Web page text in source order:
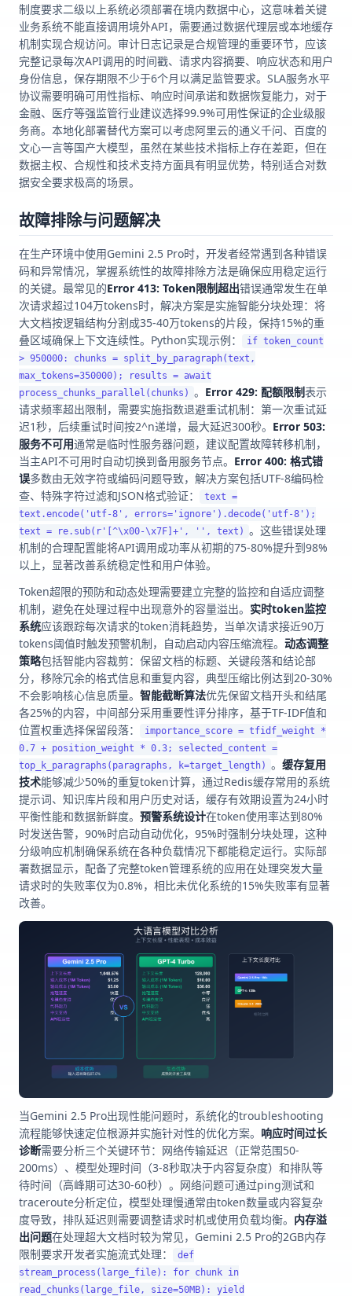
制度要求二级以上系统必须部署在境内数据中心，这意味着关键
业务系统不能直接调用境外API，需要通过数据代理层或本地缓存
机制实现合规访问。审计日志记录是合规管理的重要环节，应该
完整记录每次API调用的时间戳、请求内容摘要、响应状态和用户
身份信息，保存期限不少于6个月以满足监管要求。SLA服务水平
协议需要明确可用性指标、响应时间承诺和数据恢复能力，对于
金融、医疗等强监管行业建议选择99.9%可用性保证的企业级服
务商。本地化部署替代方案可以考虑阿里云的通义千问、百度的
文心一言等国产大模型，虽然在某些技术指标上存在差距，但在
数据主权、合规性和技术支持方面具有明显优势，特别适合对数
据安全要求极高的场景。
故障排除与问题解决
在生产环境中使用Gemini 2.5 Pro时，开发者经常遇到各种错误
码和异常情况，掌握系统性的故障排除方法是确保应用稳定运行
的关键。最常见的Error 413: Token限制超出错误通常发生在单
次请求超过104万tokens时，解决方案是实施智能分块处理：将
大文档按逻辑结构分割成35-40万tokens的片段，保持15%的重
叠区域确保上下文连续性。Python实现示例：
if token_count
> 950000: chunks = split_by_paragraph(text,
max_tokens=350000); results = await
process_chunks_parallel(chunks) 。 Error 429: 配额限制表示
请求频率超出限制，需要实施指数退避重试机制：第一次重试延
迟1秒，后续重试时间按2^n递增，最大延迟300秒。 Error 503:
服务不可用通常是临时性服务器问题，建议配置故障转移机制，
当主API不可用时自动切换到备用服务节点。 Error 400: 格式错
误多数由无效字符或编码问题导致，解决方案包括UTF-8编码检
查、特殊字符过滤和JSON格式验证：
text =
text.encode('utf-8', errors='ignore').decode('utf-8');
text = re.sub(r'[^\x00-\x7F]+', '', text) 。这些错误处理
机制的合理配置能将API调用成功率从初期的75-80%提升到98%
以上，显著改善系统稳定性和用户体验。
Token超限的预防和动态处理需要建立完整的监控和自适应调整
机制，避免在处理过程中出现意外的容量溢出。 实时token监控
系统应该跟踪每次请求的token消耗趋势，当单次请求接近90万
tokens阈值时触发预警机制，自动启动内容压缩流程。 动态调整
策略包括智能内容裁剪：保留文档的标题、关键段落和结论部
分，移除冗余的格式信息和重复内容，典型压缩比例达到20-30%
不会影响核心信息质量。 智能截断算法优先保留文档开头和结尾
各25%的内容，中间部分采用重要性评分排序，基于TF-IDF值和
位置权重选择保留段落：
importance_score = tfidf_weight *
0.7 + position_weight * 0.3; selected_content =
top_k_paragraphs(paragraphs, k=target_length) 。 缓存复用
技术能够减少50%的重复token计算，通过Redis缓存常用的系统
提示词、知识库片段和用户历史对话，缓存有效期设置为24小时
平衡性能和数据新鲜度。 预警系统设计在token使用率达到80%
时发送告警，90%时启动自动优化，95%时强制分块处理，这种
分级响应机制确保系统在各种负载情况下都能稳定运行。实际部
署数据显示，配备了完整token管理系统的应用在处理突发大量
请求时的失败率仅为0.8%，相比未优化系统的15%失败率有显著
改善。
当Gemini 2.5 Pro出现性能问题时，系统化的troubleshooting
流程能够快速定位根源并实施针对性的优化方案。 响应时间过长
诊断需要分析三个关键环节：网络传输延迟（正常范围50-
200ms）、模型处理时间（3-8秒取决于内容复杂度）和排队等
待时间（高峰期可达30-60秒）。网络问题可通过ping测试和
traceroute分析定位，模型处理慢通常由token数量或内容复杂
度导致，排队延迟则需要调整请求时机或使用负载均衡。 内存溢
出问题在处理超大文档时较为常见，Gemini 2.5 Pro的2GB内存
限制要求开发者实施流式处理：
def
stream_process(large_file): for chunk in
read_chunks(large_file, size=50MB): yield